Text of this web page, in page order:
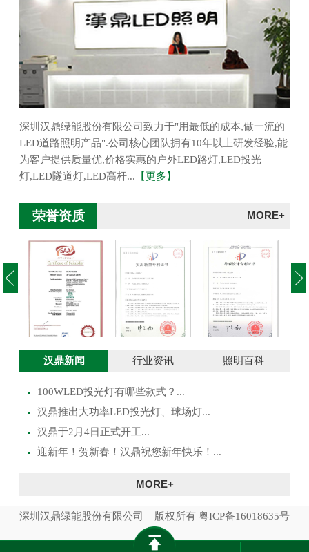
深圳汉鼎绿能股份有限公司致力于"用最低的成本,做一流的
LED道路照明产品".公司核心团队拥有10年以上研发经验,能
为客户提供质量优,价格实惠的户外LED路灯,LED投光
灯,LED隧道灯,LED高杆... 【更多】
荣誉资质 MORE+
澳大利亚SAA证
书
投光灯实用新型
投光灯外观设计
汉鼎新闻 行业资讯 照明百科
100WLED投光灯有哪些款式？...
​汉鼎推出大功率LED投光灯、球场灯...
汉鼎于2月4日正式开工...
迎新年！贺新春！汉鼎祝您新年快乐！...
MORE+
深圳汉鼎绿能股份有限公司 版权所有 粤ICP备16018635号